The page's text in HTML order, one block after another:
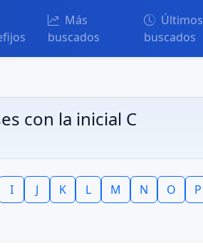
Más
buscados
Últimos
buscados
con la inicial C
I J K L M N O P